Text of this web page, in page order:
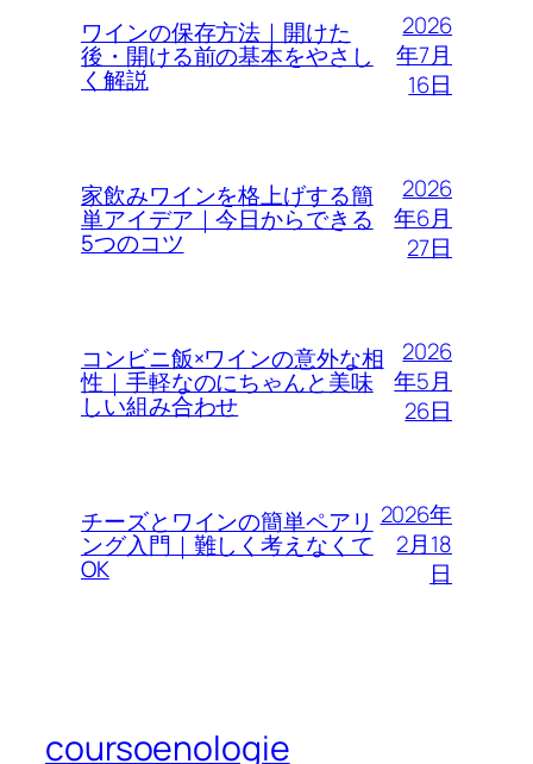
ワインの保存方法｜開けた
後・開ける前の基本をやさし
く解説
2026
年7月
16日
家飲みワインを格上げする簡
単アイデア｜今日からできる
5つのコツ
2026
年6月
27日
コンビニ飯×ワインの意外な相
性｜手軽なのにちゃんと美味
しい組み合わせ
2026
年5月
26日
チーズとワインの簡単ペアリ
ング入門｜難しく考えなくて
OK
2026年
2月18
日
coursoenologie